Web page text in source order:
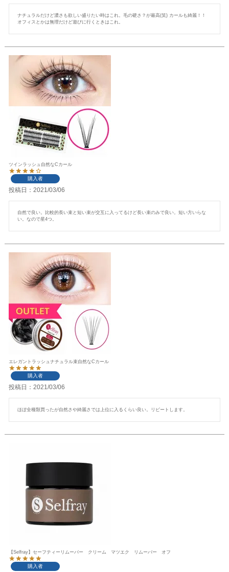
ナチュラルだけど濃さも欲しい盛りたい時はこれ。毛の硬さ？が最高(笑) カールも綺麗！！
オフィスとかは無理だけど遊びに行くときはこれ。
ツインラッシュ自然なCカール
購入者
投稿日 2021/03/06
自然で良い。比較的長い束と短い束が交互に入ってるけど長い束のみで良い。短い方いらな
い。なので星4つ。
エレガントラッシュナチュラル束自然なCカール
購入者
投稿日 2021/03/06
ほぼ全種類買ったが自然さや綺麗さでは上位に入るくらい良い。リピートします。
【Selfray】セーフティーリムーバー クリーム マツエク リムーバー オフ
購入者